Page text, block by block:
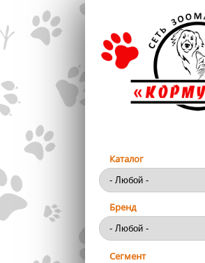
Перейти к основному содержанию
Каталог
Бренд
Сегмент